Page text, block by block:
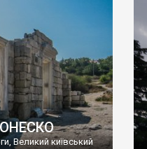
з фондів об’єкту
Таврійського».
але експерти та
ЮНЕСКО
Великий київський